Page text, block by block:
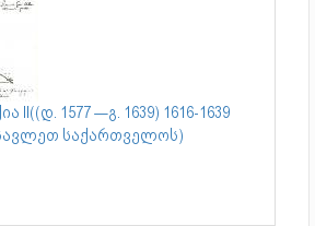
II((დ. 1577 —გ. 1639) 1616-1639
საქართველოს)